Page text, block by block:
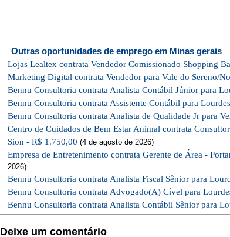
Outras oportunidades de emprego em Minas gerais
Lojas Lealtex contrata Vendedor Comissionado Shopping
Marketing Digital contrata Vendedor para Vale do Sereno/
Bennu Consultoria contrata Analista Contábil Júnior para
Bennu Consultoria contrata Assistente Contábil para
Bennu Consultoria contrata Analista de Qualidade Jr para
Centro de Cuidados de Bem Estar Animal contrata
Sion - R$ 1.750,00 (4 de agosto de 2026)
Empresa de Entretenimento contrata Gerente de Área -
2026)
Bennu Consultoria contrata Analista Fiscal Sênior para
Bennu Consultoria contrata Advogado(A) Cível para
Bennu Consultoria contrata Analista Contábil Sênior para
Deixe um comentário